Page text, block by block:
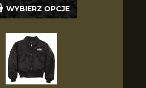
WYBIERZ OPCJE